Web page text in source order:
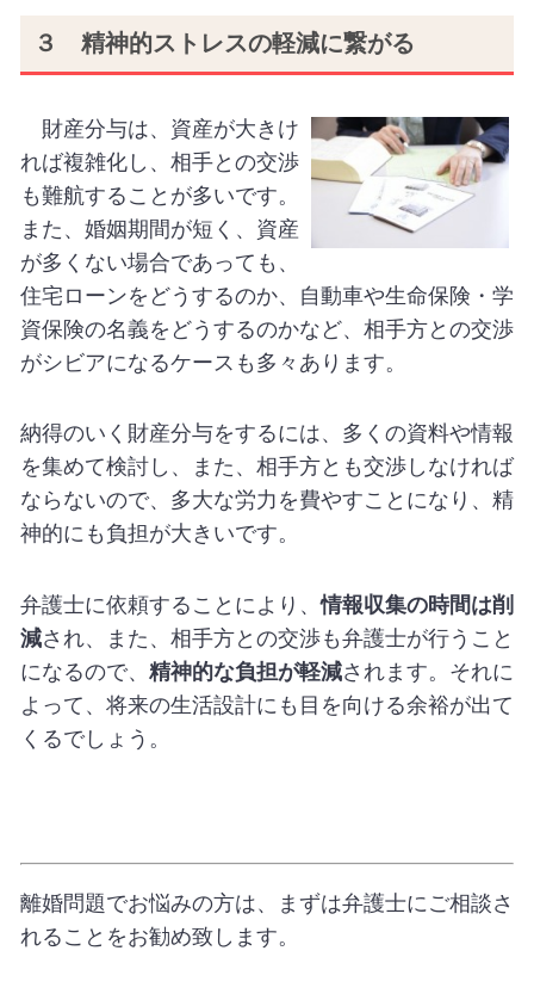
３ 精神的ストレスの軽減に繋がる
財産分与は、資産が大きけ
れば複雑化し、相手との交渉
も難航することが多いです。
また、婚姻期間が短く、資産
が多くない場合であっても、
住宅ローンをどうするのか、自動車や生命保険・学
資保険の名義をどうするのかなど、相手方との交渉
がシビアになるケースも多々あります。
納得のいく財産分与をするには、多くの資料や情報
を集めて検討し、また、相手方とも交渉しなければ
ならないので、多大な労力を費やすことになり、精
神的にも負担が大きいです。
弁護士に依頼することにより、情報収集の時間は削
減され、また、相手方との交渉も弁護士が行うこと
になるので、 精神的な負担が軽減されます。それに
よって、将来の生活設計にも目を向ける余裕が出て
くるでしょう。
離婚問題でお悩みの方は、まずは弁護士にご相談さ
れることをお勧め致します。